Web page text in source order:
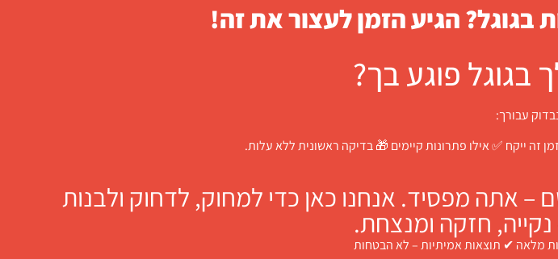
בגוגל? הגיע הזמן לעצור את זה!
פוגע בך?
עבורך:
זה ייקח ✅ אילו פתרונות קיימים 🎁 בדיקה ראשונית ללא עלות.
אתה מפסיד. אנחנו כאן כדי למחוק, לדחוק ולבנות
חזקה ומנצחת.
מלאה ✔ תוצאות אמיתיות – לא הבטחות